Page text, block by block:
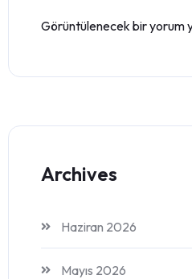
Görüntülenecek bir yorum
Archives
Haziran 2026
Mayıs 2026